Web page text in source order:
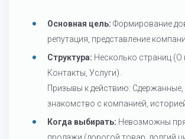
Основная цель: Формирование
репутация, представление
Структура: Несколько страниц (О
Контакты, Услуги).
Призывы к действию: Сдержанные,
знакомство с компанией,
Когда выбирать: Невозможны